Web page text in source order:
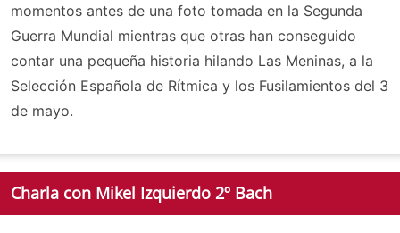
momentos antes de una foto tomada en la Segunda
Guerra Mundial mientras que otras han conseguido
contar una pequeña historia hilando Las Meninas, a la
Selección Española de Rítmica y los Fusilamientos del 3
de mayo.
Charla con Mikel Izquierdo 2º Bach